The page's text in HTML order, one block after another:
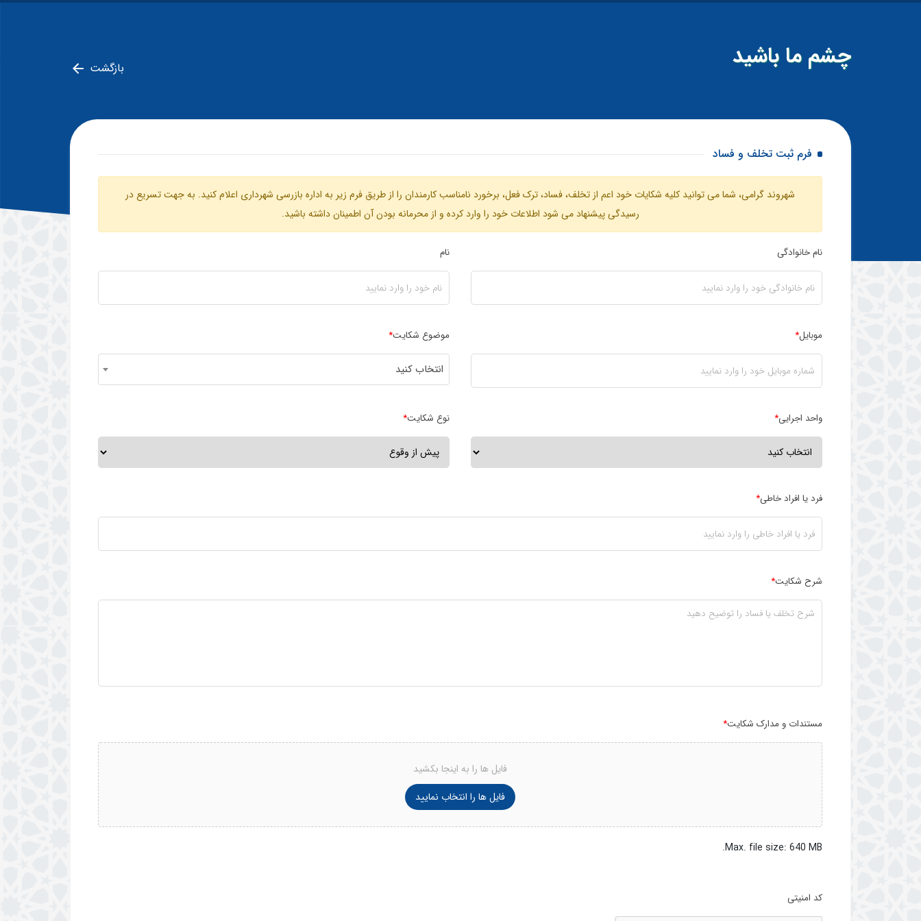
چشم ما باشید بازگشت
فرم ثبت تخلف و فساد
شهروند گرامی، شما می توانید کلیه شکایات خود اعم از تخلف، فساد، ترک فعل، برخورد نامناسب کارمندان را از طریق فرم زیر به اداره بازرسی شهرداری اعلام کنید. به جهت تسریع در
رسیدگی پیشنهاد می شود اطلاعات خود را وارد کرده و از محرمانه بودن آن اطمینان داشته باشید.
نام خانوادگی نام
موبایل* موضوع شکایت*
انتخاب کنید
واحد اجرایی* نوع شکایت*
فرد یا افراد خاطی*
شرح شکایت*
مستندات و مدارک شکایت*
فایل ها را به اینجا بکشید
فایل ها را انتخاب نمایید
Max. file size: 640 MB.
کد امنیتی